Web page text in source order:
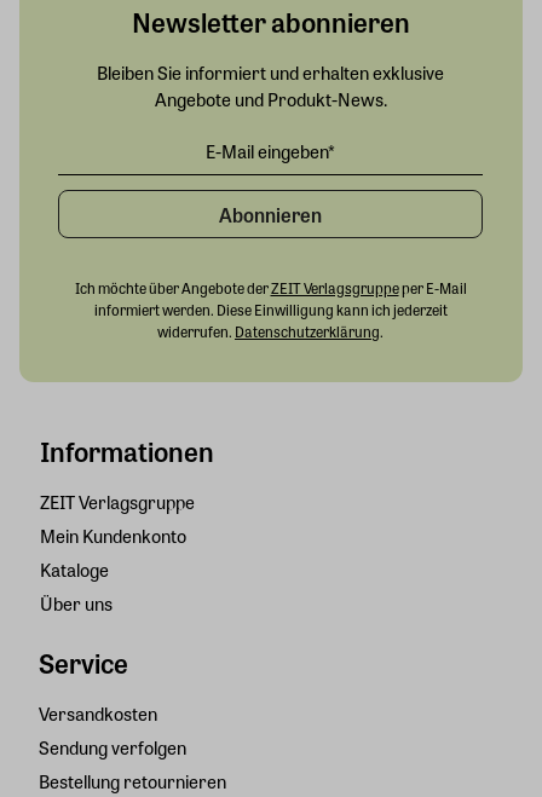
Informationen
ZEIT Verlagsgruppe
Mein Kundenkonto
Kataloge
Über uns
Service
Versandkosten
Sendung verfolgen
Bestellung retournieren
Newsletter abonnieren
Bleiben Sie informiert und erhalten exklusive
Angebote und Produkt-News.
Abonnieren
Ich möchte über Angebote derZEIT Verlagsgruppeper E-Mail
informiert werden. Diese Einwilligung kann ich jederzeit
widerrufen. Datenschutzerklärung.